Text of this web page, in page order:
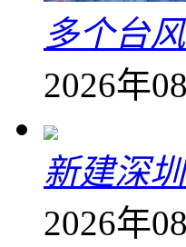
多个台
2026年
新建深
2026年